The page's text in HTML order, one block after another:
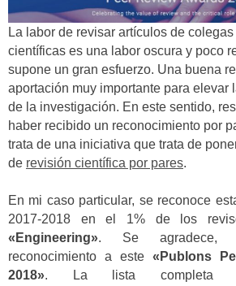
La labor de revisar artículos de
científicas es una labor oscura y poco
supone un gran esfuerzo. Una buena
aportación muy importante para elevar
de la investigación. En este sentido,
haber recibido un reconocimiento por
trata de una iniciativa que trata de
de revisión científica por pares.
En mi caso particular, se reconoce
2017-2018 en el 1% de los
«Engineering». Se agradece,
reconocimiento a este «Publons
2018». La lista completa